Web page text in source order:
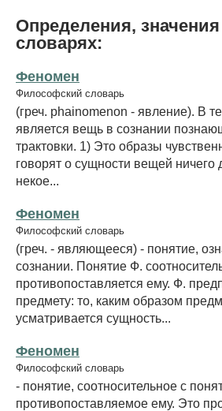
Определения,
словарях:
Феномен
Философский словарь
(греч. phainomenon - явление). В
является вещь в сознании
трактовки. 1) Это образы
говорят о сущности вещей
некое...
Феномен
Философский словарь
(греч. - являющееся) - понятие,
сознании. Понятие Ф.
противопоставляется ему. Ф.
предмету: то, каким образом
усматривается сущность...
Феномен
Философский словарь
- понятие, соотносительное с
противопоставляемое ему. Это